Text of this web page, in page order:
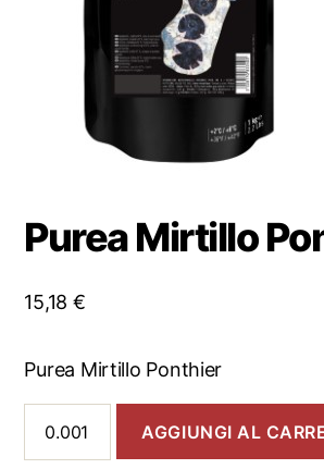
Purea Mirtillo
15,18 €
Purea Mirtillo Ponthier
Mirtillo
Ponthier
AGGIUNGI AL